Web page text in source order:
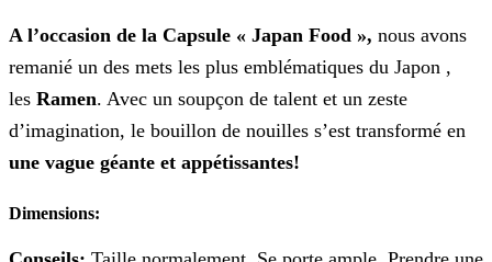
A l’occasion de la Capsule « Japan Food », nous avons
remanié un des mets les plus emblématiques du Japon ,
les Ramen. Avec un soupçon de talent et un zeste
d’imagination, le bouillon de nouilles s’est transformé en
une vague géante et appétissantes!
Dimensions: